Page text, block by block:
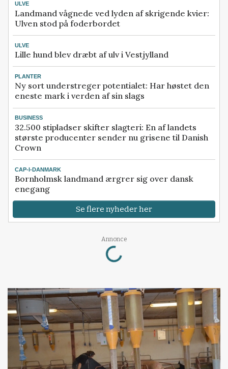
ULVE
Landmand vågnede ved lyden af skrigende kvier:
Ulven stod på foderbordet
ULVE
Lille hund blev dræbt af ulv i Vestjylland
PLANTER
Ny sort understreger potentialet: Har høstet den
eneste mark i verden af sin slags
BUSINESS
32.500 stipladser skifter slagteri: En af landets
største producenter sender nu grisene til Danish
Crown
CAP-I-DANMARK
Bornholmsk landmand ærgrer sig over dansk
enegang
Se flere nyheder her
Annonce
Loading...